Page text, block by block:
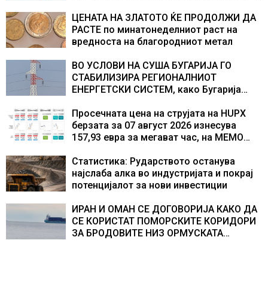
ЦЕНАТА НА ЗЛАТОТО ЌЕ ПРОДОЛЖИ ДА
РАСТЕ по минатонеделниот раст на
вредноста на благородниот метал
ВО УСЛОВИ НА СУША БУГАРИЈА ГО
СТАБИЛИЗИРА РЕГИОНАЛНИОТ
ЕНЕРГЕТСКИ СИСТЕМ, како Бугарија
складирање на енергија од батерии
Просечната цена на струјата на HUPX
берзата за 07 август 2026 изнесува
157,93 евра за мегават час, на МЕМО
Статистика: Рударството останува
најслаба алка во индустријата и покрај
потенцијалот за нови инвестиции
ИРАН И ОМАН СЕ ДОГОВОРИЈА КАКО ДА
СЕ КОРИСТАТ ПОМОРСКИТЕ КОРИДОРИ
ЗА БРОДОВИТЕ НИЗ ОРМУСКАТА